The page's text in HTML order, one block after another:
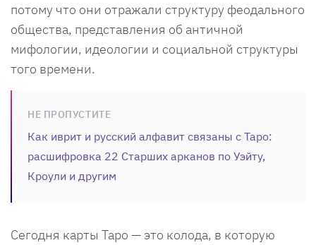
потому что они отражали структуру феодального
общества, представления об античной
мифологии, идеологии и социальной структуры
того времени.
НЕ ПРОПУСТИТЕ
Как иврит и русский алфавит связаны с Таро:
расшифровка 22 Старших арканов по Уэйту,
Кроули и другим
Сегодня карты Таро — это колода, в которую